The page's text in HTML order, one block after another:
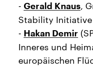
- Gerald Knaus,
Stability Initiative
- Hakan Demir
Inneres und
europäischen